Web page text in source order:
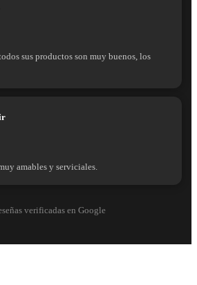
sus productos son muy buenos, los
amables y serviciales.
verificadas en Google